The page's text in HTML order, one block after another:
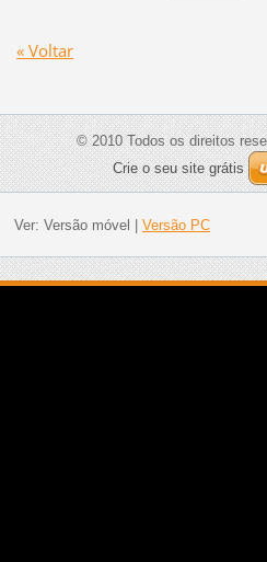
« Voltar
© 2010 Todos os direitos
Crie o seu site grátis
Ver: Versão móvel Versão PC